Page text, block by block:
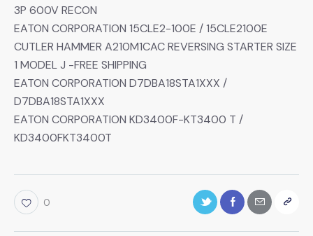
3P 600V RECON
EATON CORPORATION 15CLE2-100E / 15CLE2100E
CUTLER HAMMER A210M1CAC REVERSING STARTER SIZE
1 MODEL J -FREE SHIPPING
EATON CORPORATION D7DBA18STA1XXX /
D7DBA18STA1XXX
EATON CORPORATION KD3400F-KT3400 T /
KD3400FKT3400T
0